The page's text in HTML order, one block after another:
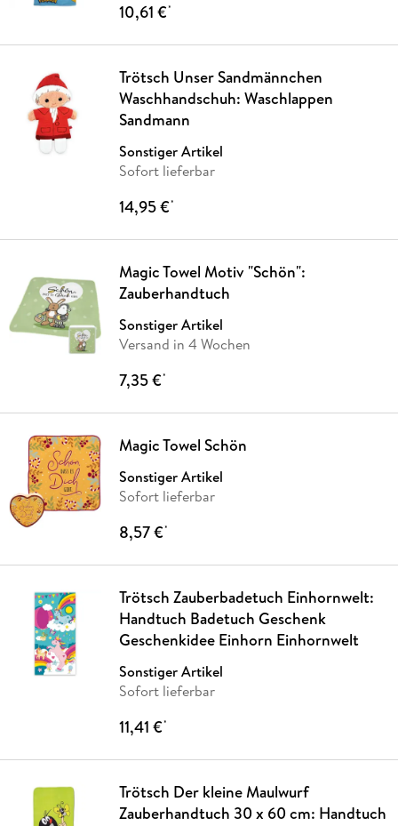
10,61 €*
Trötsch Unser Sandmännchen
Waschhandschuh: Waschlappen
Sandmann
Sonstiger Artikel
Sofort lieferbar
14,95 €*
Magic Towel Motiv "Schön":
Zauberhandtuch
Sonstiger Artikel
Versand in 4 Wochen
7,35 €*
Magic Towel Schön
Sonstiger Artikel
Sofort lieferbar
8,57 €*
Trötsch Zauberbadetuch Einhornwelt:
Handtuch Badetuch Geschenk
Geschenkidee Einhorn Einhornwelt
Sonstiger Artikel
Sofort lieferbar
11,41 €*
Trötsch Der kleine Maulwurf
Zauberhandtuch 30 x 60 cm: Handtuch